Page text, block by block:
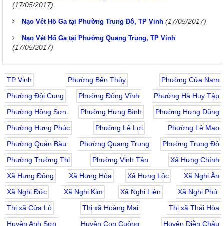
(17/05/2017)
Nạo Vét Hố Ga tại Phường Trung Đô, TP Vinh (17/05/2017)
Nạo Vét Hố Ga tại Phường Quang Trung, TP Vinh
(17/05/2017)
TP Vinh Phường Bến Thủy
Phường Cửa Nam
Phường Đội Cung
Phường Đông Vĩnh
Phường Hà Huy Tập
Phường Hồng Sơn
Phường Hưng Bình
Phường Hưng Dũng
Phường Hưng Phúc
Phường Lê Lợi
Phường Lê Mao
Phường Quán Bàu
Phường Quang Trung
Phường Trung Đô
Phường Trường Thi
Phường Vinh Tân
Xã Hưng Chính
Xã Hưng Đông
Xã Hưng Hòa Xã Hưng Lộc
Xã Nghi Ân
Xã Nghi Đức
Xã Nghi Kim Xã Nghi Liên
Xã Nghi Phú.
Thị xã Cửa Lò
Thị xã Hoàng Mai
Thị xã Thái Hòa
Huyện Anh Sơn
Huyện Con Cuông
Huyện Diễn Châu